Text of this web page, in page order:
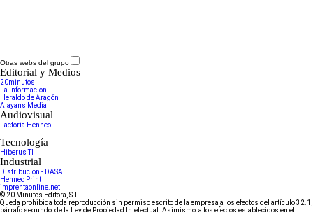
Otras webs del grupo
Editorial y Medios
20minutos
La Información
Heraldo de Aragón
Alayans Media
Audiovisual
Factoría Henneo
Tecnología
Hiberus TI
Industrial
Distribución - DASA
Henneo Print
imprentaonline.net
© 20 Minutos Editora, S.L.
Queda prohibida toda reproducción sin permiso escrito de la empresa a los efectos del artículo 32.1,
párrafo segundo, de la Ley de Propiedad Intelectual. Asimismo, a los efectos establecidos en el